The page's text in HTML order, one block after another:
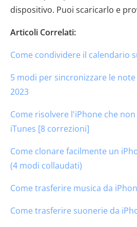
dispositivo. Puoi scaricarlo e
Articoli Correlati:
Come condividere il calendario
5 modi per sincronizzare le
2023
Come risolvere l'iPhone che
iTunes [8 correzioni]
Come clonare facilmente un
(4 modi collaudati)
Come trasferire musica da
Come trasferire suonerie da